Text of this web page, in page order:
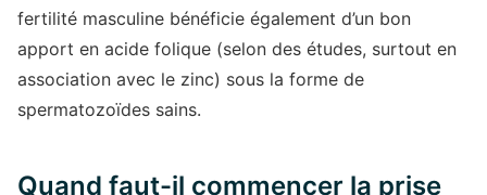
fertilité masculine bénéficie également d’un bon
apport en acide folique (selon des études, surtout en
association avec le zinc) sous la forme de
spermatozoïdes sains.
Quand faut-il commencer la prise